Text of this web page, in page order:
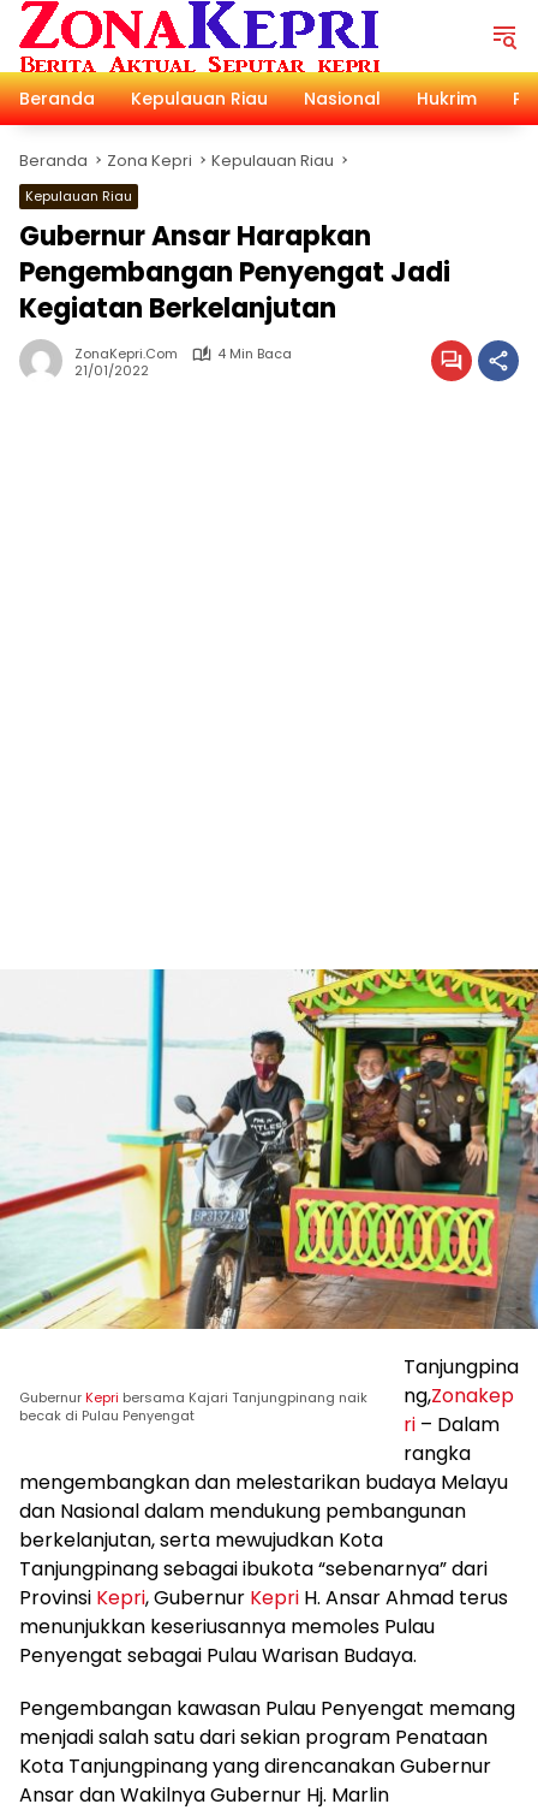
Langsung
konten
Beranda
Kepulauan Riau Nasional Hukrim
Beranda Zona Kepri Kepulauan Riau
Kepulauan Riau
Gubernur Ansar Harapkan
Pengembangan Penyengat Jadi
Kegiatan Berkelanjutan
ZonaKepri.com
4 Min Baca
21/01/2022
GubernurKepri bersama Kajari Tanjungpinang naik
becak di Pulau Penyengat
Tanjungpina
ng,Zonakep
ri – Dalam
rangka
mengembangkan dan melestarikan budaya Melayu
dan Nasional dalam mendukung pembangunan
berkelanjutan, serta mewujudkan Kota
Tanjungpinang sebagai ibukota “sebenarnya” dari
Provinsi Kepri, Gubernur Kepri H. Ansar Ahmad terus
menunjukkan keseriusannya memoles Pulau
Penyengat sebagai Pulau Warisan Budaya.
Pengembangan kawasan Pulau Penyengat memang
menjadi salah satu dari sekian program Penataan
Kota Tanjungpinang yang direncanakan Gubernur
Ansar dan Wakilnya Gubernur Hj. Marlin